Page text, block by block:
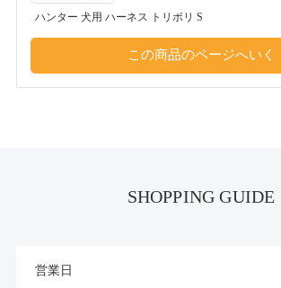
ハンター 犬用 ハーネス トリポリ S
SHOPPING GUIDE
営業日